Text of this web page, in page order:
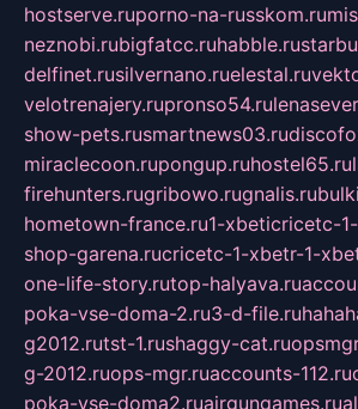
hostserve.ruporno-na-russkom.ru
neznobi.rubigfatcc.ruhabble.ru
delfinet.rusilvernano.ruelestal.ru
velotrenajery.rupronso54.ru
show-pets.rusmartnews03.ru
miraclecoon.rupongup.ruhostel65.ru
firehunters.rugribowo.rugnalis.ru
hometown-france.ru1-xbeticricetc-
shop-garena.rucricetc-1-xbetr-1-
one-life-story.rutop-halyava.ru
poka-vse-doma-2.ru3-d-file.ru
g2012.rutst-1.rushaggy-cat.ru
g-2012.ruops-mgr.ruaccounts-112.ru
poka-vse-doma2.ruairgungames.ru